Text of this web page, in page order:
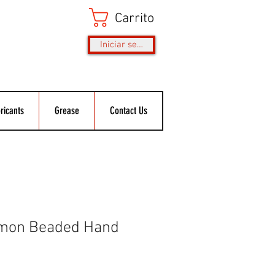
Carrito
Iniciar sesión
Grease Contact Us
Beaded Hand